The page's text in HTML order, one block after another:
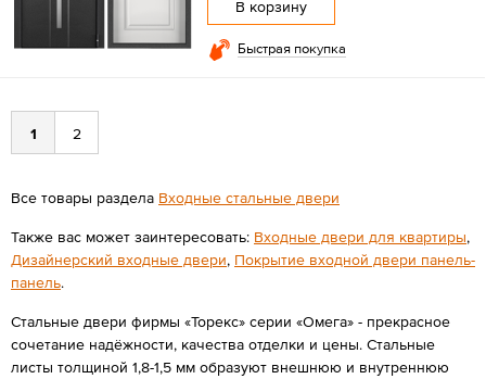
В корзину
Быстрая покупка
1 2
Все товары раздела Входные стальные двери
Также вас может заинтересовать: Входные двери для квартиры,
Дизайнерский входные двери, Покрытие входной двери панель-
панель.
Стальные двери фирмы «Торекс» серии «Омега» - прекрасное
сочетание надёжности, качества отделки и цены. Стальные
листы толщиной 1,8-1,5 мм образуют внешнюю и внутреннюю